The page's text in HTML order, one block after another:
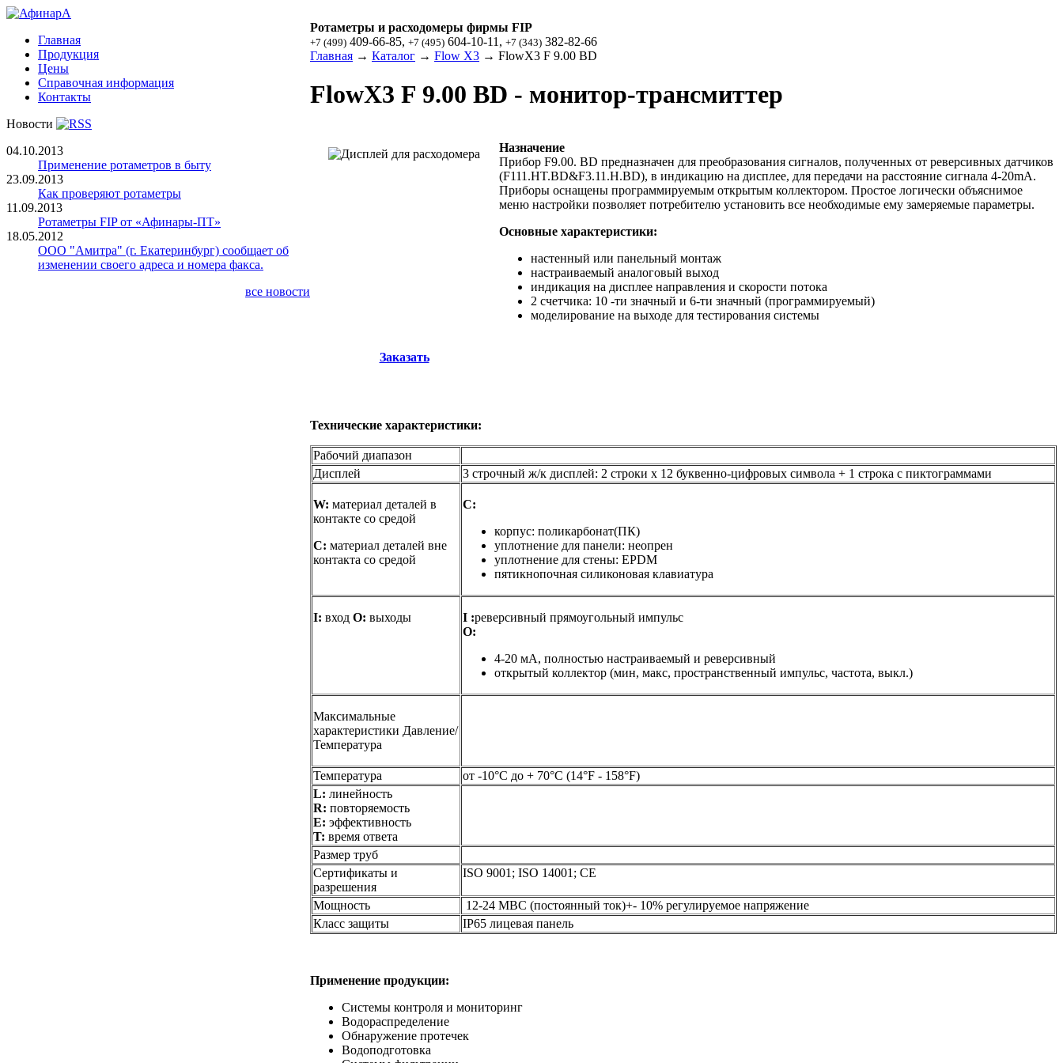
Главная
Продукция
Цены
Справочная информация
Контакты
Новости
04.10.2013
Применение ротаметров в быту
23.09.2013
Как проверяют ротаметры
11.09.2013
Ротаметры FIP от «Афинары-ПТ»
18.05.2012
ООО "Амитра" (г. Екатеринбург) сообщает об
изменении своего адреса и номера факса.
все новости
Ротаметры и расходомеры фирмы FIP
+7 (499) 409-66-85, +7 (495) 604-10-11, +7 (343) 382-82-66
Главная → Каталог → Flow X3 → FlowX3 F 9.00 BD
FlowX3 F 9.00 BD - монитор-трансмиттер
Назначение
Прибор F9.00. BD предназначен для преобразования сигналов, полученных от реверсивных датчиков
(F111.HT.BD&F3.11.H.BD), в индикацию на дисплее, для передачи на расстояние сигнала 4-20mA.
Приборы оснащены программируемым открытым коллектором. Простое логически объяснимое
меню настройки позволяет потребителю установить все необходимые ему замеряемые параметры.
Основные характеристики:
настенный или панельный монтаж
настраиваемый аналоговый выход
индикация на дисплее направления и скорости потока
2 счетчика: 10 -ти значный и 6-ти значный (программируемый)
моделирование на выходе для тестирования системы
Заказать
Технические характеристики:
Рабочий диапазон
Дисплей
3 строчный ж/к дисплей: 2 строки x 12 буквенно-цифровых символа + 1 строка с пиктограммами
W: материал деталей в
контакте со средой
С: материал деталей вне
контакта со средой
C:
корпус: поликарбонат(ПК)
уплотнение для панели: неопрен
уплотнение для стены: EPDM
пятикнопочная силиконовая клавиатура
I: вход O: выходы I :реверсивный прямоугольный импульс
O:
4-20 мА, полностью настраиваемый и реверсивный
открытый коллектор (мин, макс, пространственный импульс, частота, выкл.)
Максимальные
характеристики Давление/
Температура
Температура
от -10°С до + 70°С (14°F - 158°F)
L: линейность
R: повторяемость
E: эффективность
T: время ответа
Размер труб
Сертификаты и
разрешения
ISO 9001; ISO 14001; CE
Мощность
12-24 МВС (постоянный ток)+- 10% регулируемое напряжение
Класс защиты
IP65 лицевая панель
Применение продукции:
Системы контроля и мониторинг
Водораспределение
Обнаружение протечек
Водоподготовка